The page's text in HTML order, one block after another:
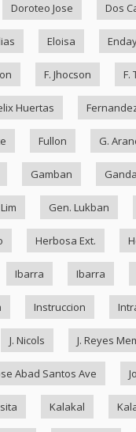
Doroteo Jose Dos
Eloisa
F. Jhocson F.
Huertas
Fullon G.
Gamban
Gen. Lukban
Herbosa Ext.
Ibarra Ibarra
Instruccion
J. Nicols J. Reyes
Abad Santos Ave
Kalakal